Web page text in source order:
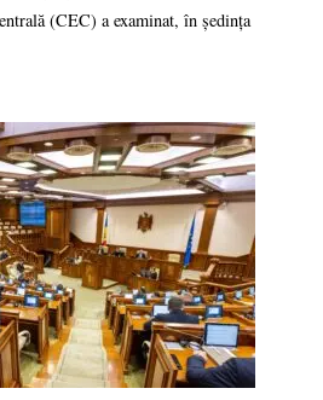
(CEC) a examinat, în ședința